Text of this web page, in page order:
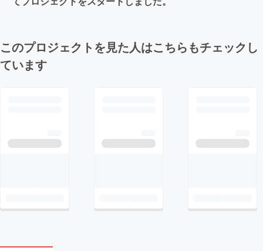
このプロジェクトを見た人はこちらもチェックし
ています